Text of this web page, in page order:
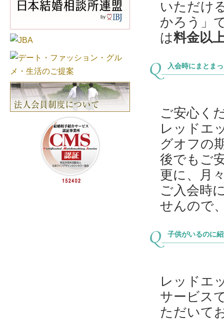
いただけ
かろう」
は料金以
入会時にまとま
ご安心く
レッドエ
グオフの
後でもご
更に、月
ご入会時
せんので
子供がいるのに
レッドエ
サービス
ただいて